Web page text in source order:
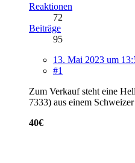
Reaktionen
72
Beiträge
95
13. Mai 2023 um
#1
Zum Verkauf steht eine
7333) aus einem
40€